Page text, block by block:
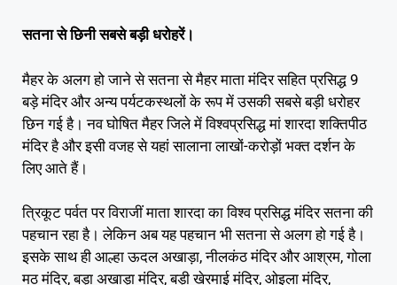
सतना से छिनी सबसे बड़ी धरोहरें।
मैहर के अलग हो जाने से सतना से मैहर माता मंदिर सहित प्रसिद्ध 9
बड़े मंदिर और अन्य पर्यटकस्थलों के रूप में उसकी सबसे बड़ी धरोहर
छिन गई है। नव घोषित मैहर जिले में विश्वप्रसिद्ध मां शारदा शक्तिपीठ
मंदिर है और इसी वजह से यहां सालाना लाखों-करोड़ों भक्त दर्शन के
लिए आते हैं।
त्रिकूट पर्वत पर विराजीं माता शारदा का विश्व प्रसिद्ध मंदिर सतना की
पहचान रहा है। लेकिन अब यह पहचान भी सतना से अलग हो गई है।
इसके साथ ही आल्हा ऊदल अखाड़ा, नीलकंठ मंदिर और आश्रम, गोला
मठ मंदिर, बड़ा अखाड़ा मंदिर, बड़ी खेरमाई मंदिर, ओइला मंदिर,